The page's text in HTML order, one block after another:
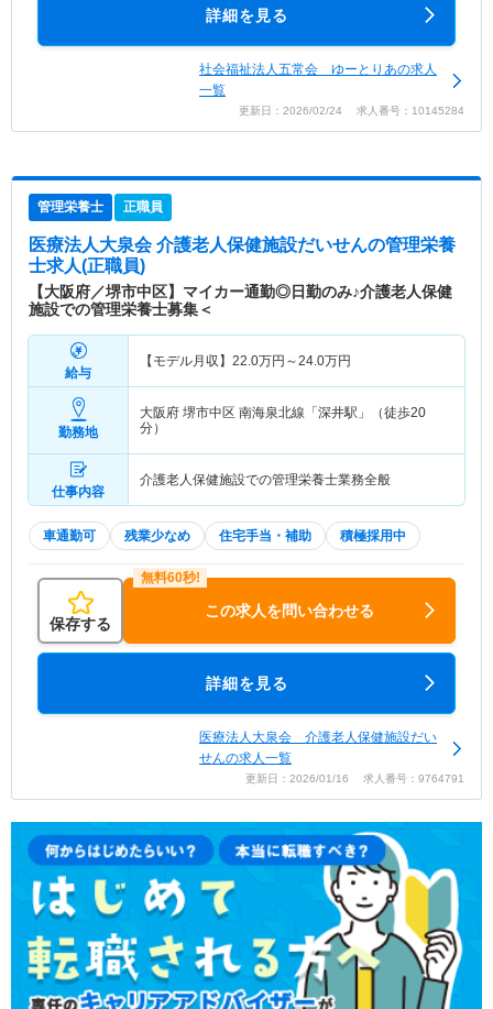
詳細を見る
社会福祉法人五常会 ゆーとりあの求人
一覧
更新日：2026/02/24 求人番号：10145284
管理栄養士 正職員
医療法人大泉会 介護老人保健施設だいせんの管理栄養
士求人(正職員)
【大阪府／堺市中区】マイカー通勤◎日勤のみ♪介護老人保健
施設での管理栄養士募集＜
給与
【モデル月収】 22.0万円～24.0万円
勤務地
大阪府 堺市中区 南海泉北線「深井駅」（徒歩20
分）
仕事内容
介護老人保健施設での管理栄養士業務全般
車通勤可 残業少なめ 住宅手当・補助 積極採用中
保存する
この求人を問い合わせる
詳細を見る
医療法人大泉会 介護老人保健施設だい
せんの求人一覧
更新日：2026/01/16 求人番号：9764791